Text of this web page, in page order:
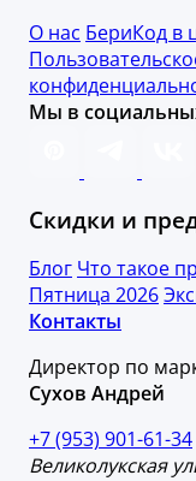
О нас БериКод в
Мы в
Скидки и
Блог Что такое
Пятница 2026
Контакты
Директор по
Сухов Андрей
+7 (953) 901-61-34
Великолукская